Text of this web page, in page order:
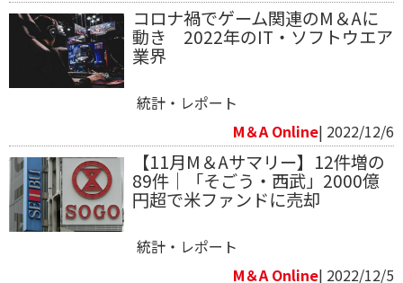
コロナ禍でゲーム関連のM＆Aに
動き 2022年のIT・ソフトウエア
業界
統計・レポート
M＆A Online| 2022/12/6
【11月M＆Aサマリー】12件増の
89件｜「そごう・西武」2000億
円超で米ファンドに売却
統計・レポート
M＆A Online| 2022/12/5